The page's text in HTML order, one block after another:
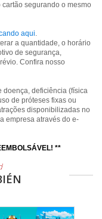
segurando o mesmo
aqui.
a quantidade, o horário
de segurança,
Confira nosso
doença, deficiência (física
de próteses fixas ou
disponibilizadas no
empresa através do e-
**